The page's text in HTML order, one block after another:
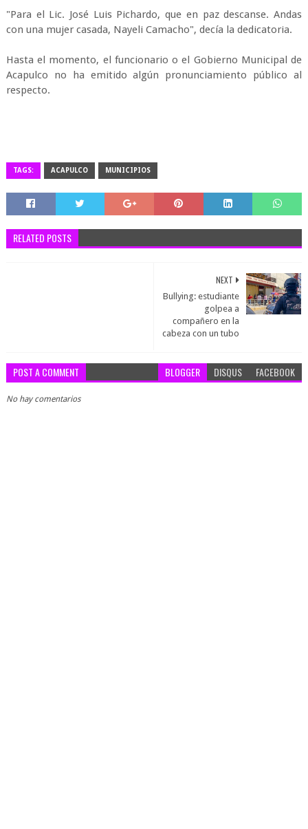
"Para el Lic. José Luis Pichardo, que en paz descanse. Andas
con una mujer casada, Nayeli Camacho", decía la dedicatoria.
Hasta el momento, el funcionario o el Gobierno Municipal de
Acapulco no ha emitido algún pronunciamiento público al
respecto.
TAGS: ACAPULCO MUNICIPIOS
RELATED POSTS
NEXT
Bullying: estudiante
golpea a
compañero en la
cabeza con un tubo
POST A COMMENT BLOGGER DISQUS FACEBOOK
No hay comentarios